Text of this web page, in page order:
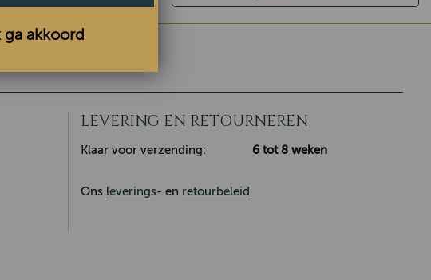
LEVERING EN RETOURNEREN
Klaar voor verzending: 6 tot 8 weken
Ons leverings- en retourbeleid
ga akkoord